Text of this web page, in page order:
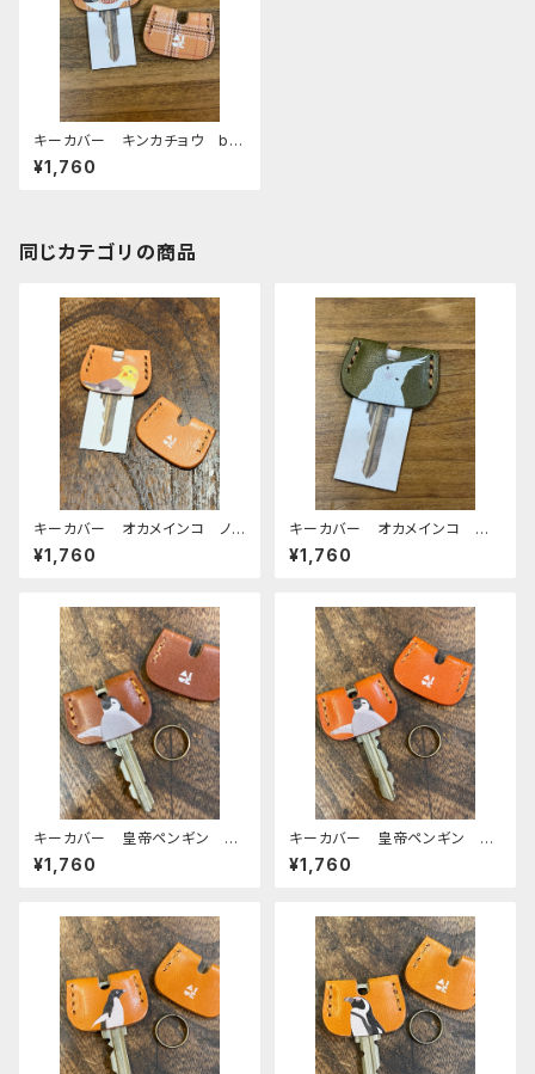
キーカバー キンカチョウ bei
ge タータンチェック ベージ
ュ 栃木レザー きんかちょう
¥1,760
同じカテゴリの商品
キーカバー オカメインコ ノ
ーマル ヌメ おかめいんこ
¥1,760
キーカバー オカメインコ ア
ルビノ Green グリーン ぽ
わんシリーズ おかめいんこ
¥1,760
キーカバー 皇帝ペンギン ヒ
ナ エンペラー ヒナペン ペ
ンギン Brown ブラウン 栃
¥1,760
キーカバー 皇帝ペンギン ヒ
ナ エンペラー ヒナペン ペ
ンギン RedBrown レッドブ
¥1,760